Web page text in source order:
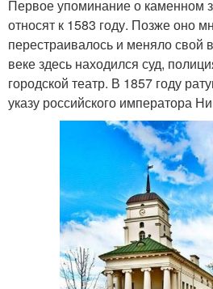
Первое упоминание о каменном
относят к 1583 году. Позже оно
перестраивалось и меняло свой
веке здесь находился суд,
городской театр. В 1857 году
указу российского императора